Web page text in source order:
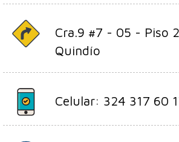
Cra.9 #7 - 05 - Piso
Quindío
Celular: 324 317 60